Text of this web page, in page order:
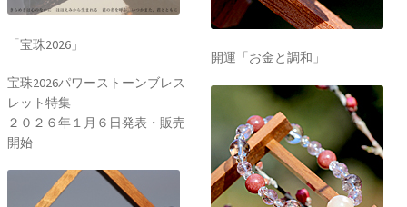
「宝珠2026」
宝珠2026パワーストーンブレス
レット特集
２０２６年１月６日発表・販売
開始
開運「お金と調和」